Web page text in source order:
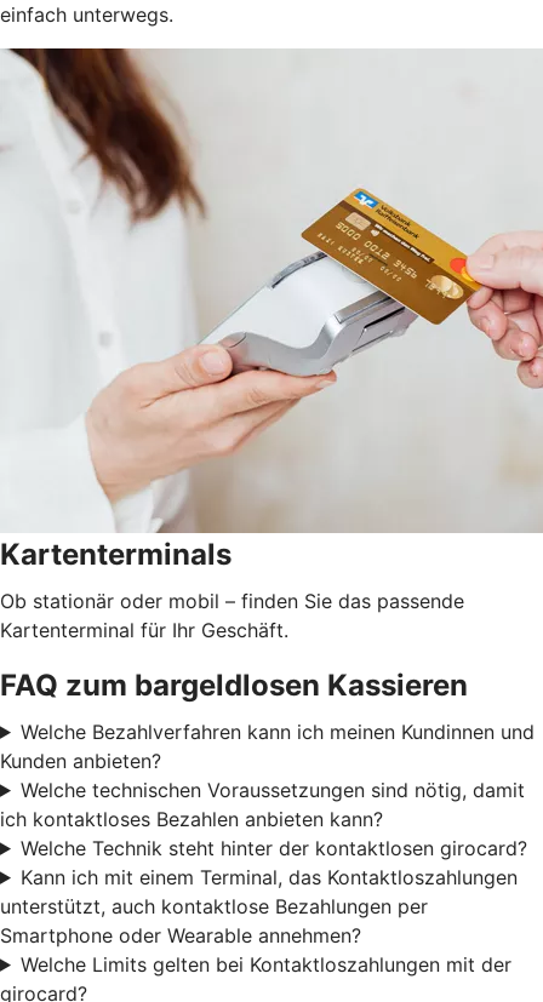
einfach unterwegs.
Kartenterminals
Ob stationär oder mobil – finden Sie das passende
Kartenterminal für Ihr Geschäft.
FAQ zum bargeldlosen Kassieren
Welche Bezahlverfahren kann ich meinen Kundinnen und
Kunden anbieten?
Welche technischen Voraussetzungen sind nötig, damit
ich kontaktloses Bezahlen anbieten kann?
Welche Technik steht hinter der kontaktlosen girocard?
Kann ich mit einem Terminal, das Kontaktloszahlungen
unterstützt, auch kontaktlose Bezahlungen per
Smartphone oder Wearable annehmen?
Welche Limits gelten bei Kontaktloszahlungen mit der
girocard?